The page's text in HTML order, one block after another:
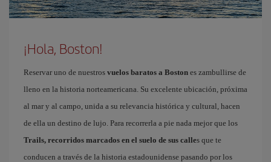
¡Hola, Boston!
Reservar uno de nuestros vuelos baratos a Boston es zambullirse de
lleno en la historia norteamericana. Su excelente ubicación, próxima
al mar y al campo, unida a su relevancia histórica y cultural, hacen
de ella un destino de lujo. Para recorrerla a pie nada mejor que los
Trails, recorridos marcados en el suelo de sus calles que te
conducen a través de la historia estadounidense pasando por los